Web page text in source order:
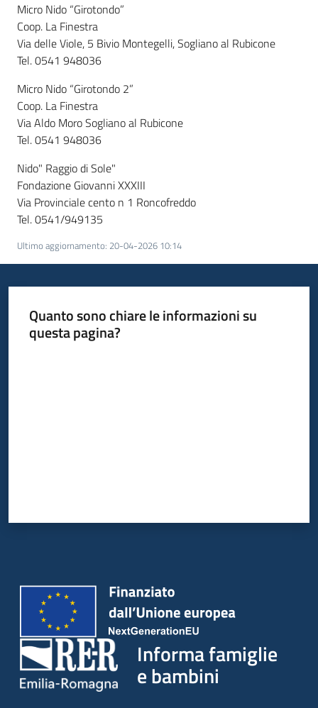
Micro Nido “Girotondo”
Coop. La Finestra
Via delle Viole, 5 Bivio Montegelli, Sogliano al Rubicone
Tel. 0541 948036
Micro Nido “Girotondo 2”
Coop. La Finestra
Via Aldo Moro Sogliano al Rubicone
Tel. 0541 948036
Nido" Raggio di Sole"
Fondazione Giovanni XXXIII
Via Provinciale cento n 1 Roncofreddo
Tel. 0541/949135
Ultimo aggiornamento: 20-04-2026 10:14
Quanto sono chiare le informazioni su
questa pagina?
Informa famiglie
e bambini